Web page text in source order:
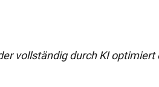
vollständig durch KI optimiert